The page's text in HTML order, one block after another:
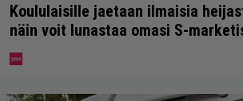
Koululaisille jaetaan ilmaisia
näin voit lunastaa omasi S-